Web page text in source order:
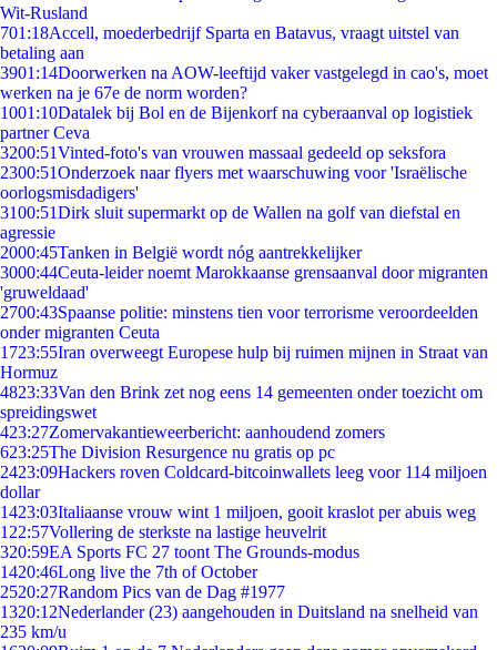
Wit-Rusland
701:18Accell, moederbedrijf Sparta en Batavus, vraagt uitstel van
betaling aan
3901:14Doorwerken na AOW-leeftijd vaker vastgelegd in cao's, moet
werken na je 67e de norm worden?
1001:10Datalek bij Bol en de Bijenkorf na cyberaanval op logistiek
partner Ceva
3200:51Vinted-foto's van vrouwen massaal gedeeld op seksfora
2300:51Onderzoek naar flyers met waarschuwing voor 'Israëlische
oorlogsmisdadigers'
3100:51Dirk sluit supermarkt op de Wallen na golf van diefstal en
agressie
2000:45Tanken in België wordt nóg aantrekkelijker
3000:44Ceuta-leider noemt Marokkaanse grensaanval door migranten
'gruweldaad'
2700:43Spaanse politie: minstens tien voor terrorisme veroordeelden
onder migranten Ceuta
1723:55Iran overweegt Europese hulp bij ruimen mijnen in Straat van
Hormuz
4823:33Van den Brink zet nog eens 14 gemeenten onder toezicht om
spreidingswet
423:27Zomervakantieweerbericht: aanhoudend zomers
623:25The Division Resurgence nu gratis op pc
2423:09Hackers roven Coldcard-bitcoinwallets leeg voor 114 miljoen
dollar
1423:03Italiaanse vrouw wint 1 miljoen, gooit kraslot per abuis weg
1 22:57Vollering de sterkste na lastige heuvelrit
320:59EA Sports FC 27 toont The Grounds-modus
1420:46Long live the 7th of October
2520:27Random Pics van de Dag #1977
1320:12Nederlander (23) aangehouden in Duitsland na snelheid van
235 km/u